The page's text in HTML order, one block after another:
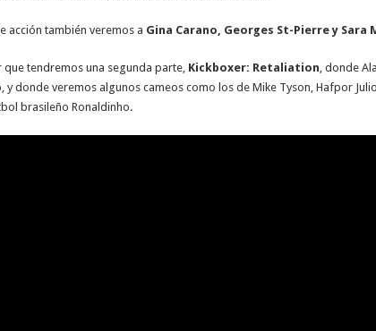
acción también veremos a Gina Carano, Georges St-Pierre y Sara
que tendremos una segunda parte, Kickboxer: Retaliation, donde
y donde veremos algunos cameos como los de Mike Tyson, Hafpor
brasileño Ronaldinho.